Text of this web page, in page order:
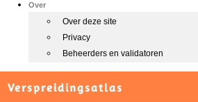
Over
Over deze site
Privacy
Beheerders en validatoren
Verspreidingsatlas